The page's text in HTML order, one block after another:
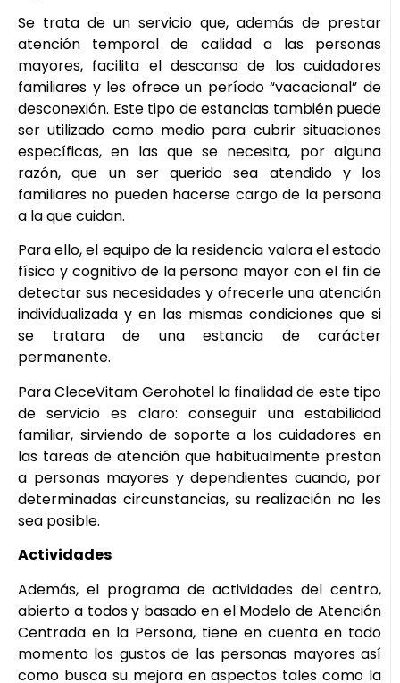
Se trata de un servicio que, además de prestar
atención temporal de calidad a las personas
mayores, facilita el descanso de los cuidadores
familiares y les ofrece un período “vacacional” de
desconexión. Este tipo de estancias también puede
ser utilizado como medio para cubrir situaciones
específicas, en las que se necesita, por alguna
razón, que un ser querido sea atendido y los
familiares no pueden hacerse cargo de la persona
a la que cuidan.
Para ello, el equipo de la residencia valora el estado
físico y cognitivo de la persona mayor con el fin de
detectar sus necesidades y ofrecerle una atención
individualizada y en las mismas condiciones que si
se tratara de una estancia de carácter
permanente.
Para CleceVitam Gerohotel la finalidad de este tipo
de servicio es claro: conseguir una estabilidad
familiar, sirviendo de soporte a los cuidadores en
las tareas de atención que habitualmente prestan
a personas mayores y dependientes cuando, por
determinadas circunstancias, su realización no les
sea posible.
Actividades
Además, el programa de actividades del centro,
abierto a todos y basado en el Modelo de Atención
Centrada en la Persona, tiene en cuenta en todo
momento los gustos de las personas mayores así
como busca su mejora en aspectos tales como la